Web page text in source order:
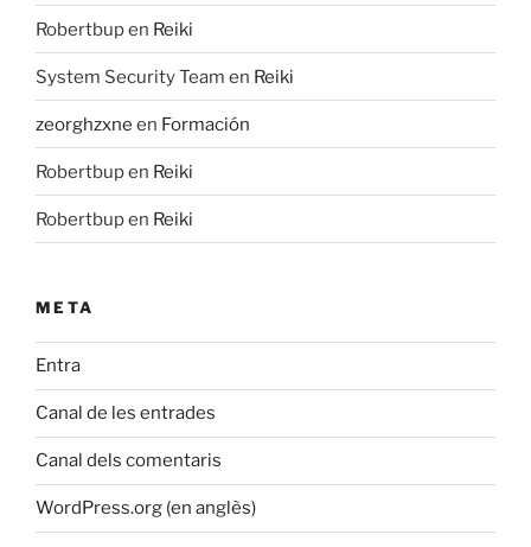
Robertbupen Reiki
System Security Team en Reiki
zeorghzxne en Formación
Robertbupen Reiki
Robertbupen Reiki
META
Entra
Canal de les entrades
Canal dels comentaris
WordPress.org (en anglès)